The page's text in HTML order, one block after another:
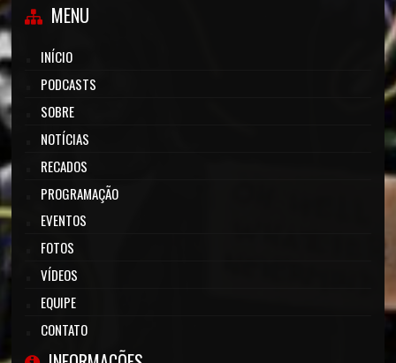
MENU
INÍCIO
PODCASTS
SOBRE
NOTÍCIAS
RECADOS
PROGRAMAÇÃO
EVENTOS
FOTOS
VÍDEOS
EQUIPE
CONTATO